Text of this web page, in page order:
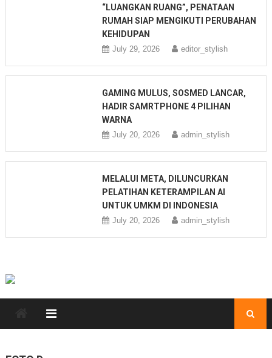
“LUANGKAN RUANG”, PENATAAN
RUMAH SIAP MENGIKUTI PERUBAHAN
KEHIDUPAN
July 29, 2026 editor_stylish
GAMING MULUS, SOSMED LANCAR,
HADIR SAMRTPHONE 4 PILIHAN
WARNA
July 20, 2026 admin_stylish
MELALUI META, DILUNCURKAN
PELATIHAN KETERAMPILAN AI
UNTUK UMKM DI INDONESIA
July 20, 2026 admin_stylish